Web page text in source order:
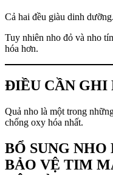
Cả hai đều giàu dinh dưỡng.
Tuy nhiên nho đỏ và nho
hóa hơn.
ĐIỀU CẦN GHI
Quả nho là một trong
chống oxy hóa nhất.
BỔ SUNG
BẢO VỆ TIM